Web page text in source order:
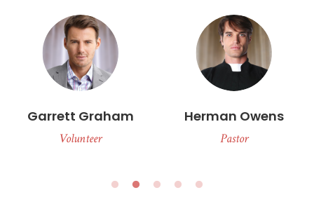
Garrett Graham
Volunteer
Herman Owens
Pastor